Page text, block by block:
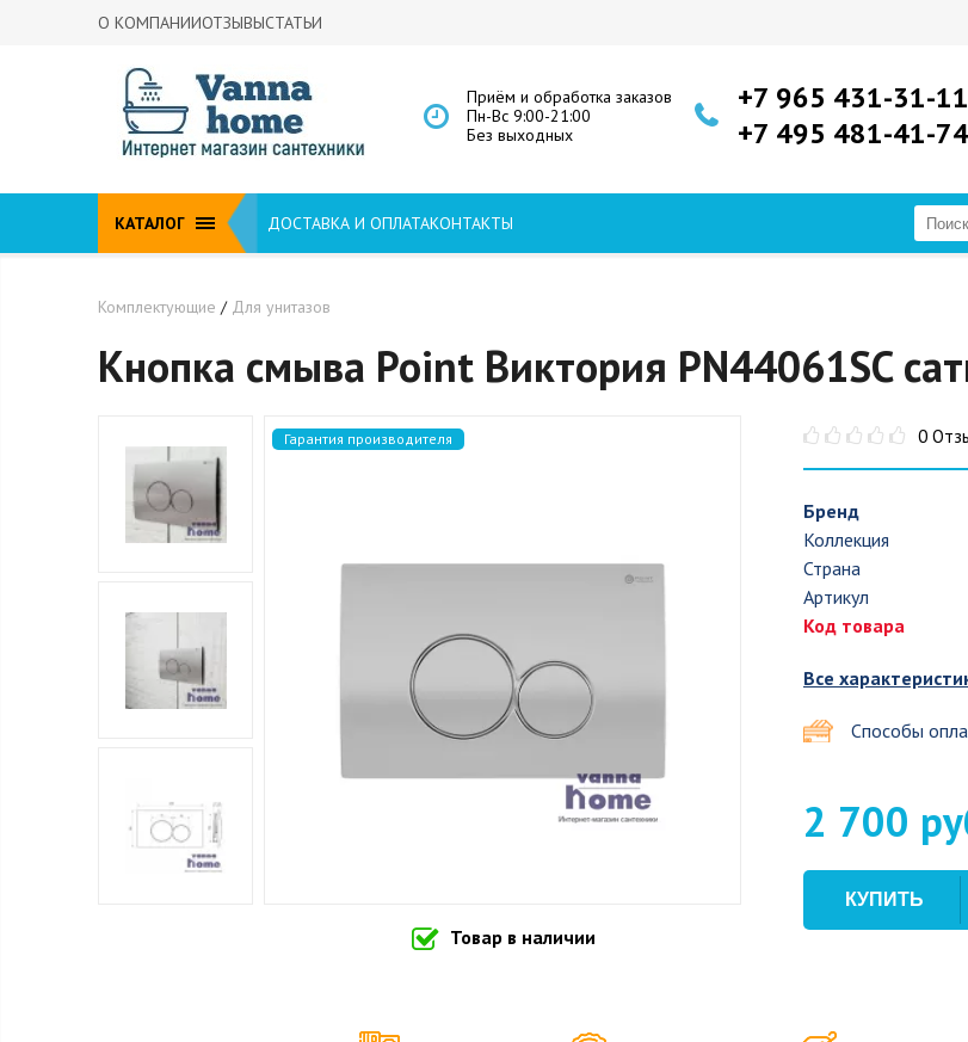
О КОМПАНИИОТЗЫВЫСТАТЬИ
Приём и обработка заказов
Пн-Вс 9:00-21:00
Без выходных
+7 965 431-31-11
+7 495 481-41-74
КАТАЛОГ ДОСТАВКА И ОПЛАТАКОНТАКТЫ
Комплектующие / Для унитазов
Кнопка смыва Point Виктория PN44061SC
Гарантия производителя
Товар в наличии
0
Бренд
Коллекция
Страна
Артикул
Код товара
Все
Способы
2 700